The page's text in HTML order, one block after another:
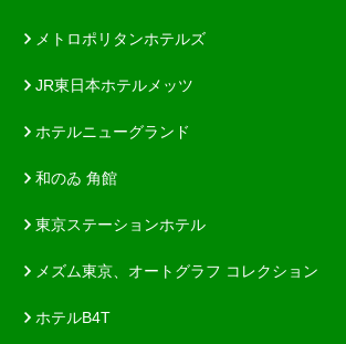
メトロポリタンホテルズ
JR東日本ホテルメッツ
ホテルニューグランド
和のゐ 角館
東京ステーションホテル
メズム東京、オートグラフ コレクション
ホテルB4T